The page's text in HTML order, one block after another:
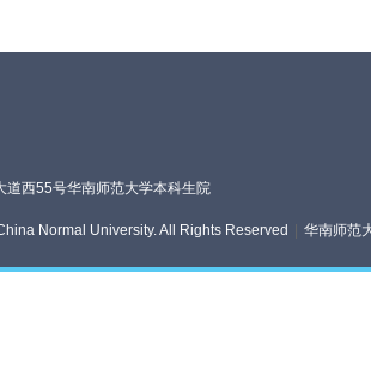
道西55号华南师范大学本科生院
Normal University. All Rights Reserved 华南师范